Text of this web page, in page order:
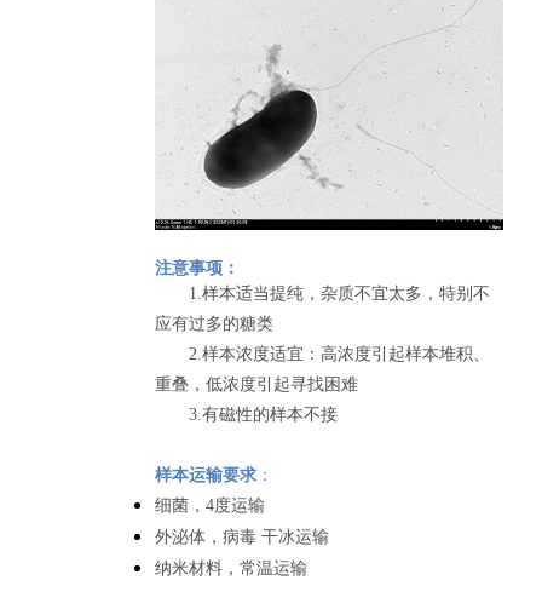
注意事项：
1.样本适当提纯，杂质不宜太多，特别不
应有过多的糖类
2.样本浓度适宜：高浓度引起样本堆积、
重叠，低浓度引起寻找困难
3.有磁性的样本不接
样本运输要求 ：
细菌，4度运输
外泌体，病毒 干冰运输
纳米材料，常温运输